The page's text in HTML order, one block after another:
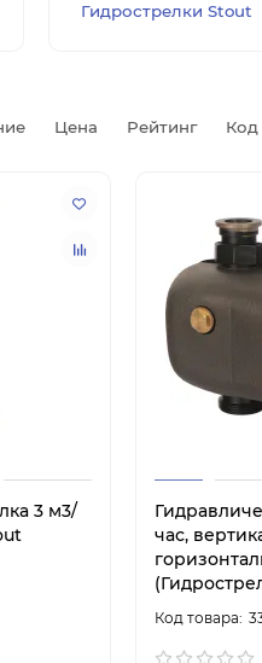
Гидрострелки Stout
Цена Рейтинг Код
3 м3/
час,